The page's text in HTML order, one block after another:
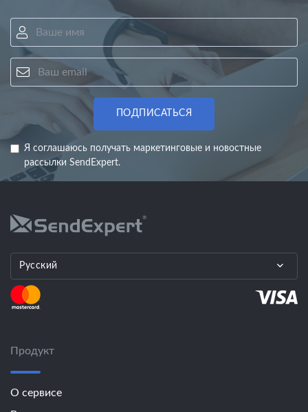
ПОДПИСАТЬСЯ
Я соглашаюсь получать маркетинговые и новостные
рассылки SendExpert.
Русский
Продукт
О сервисе